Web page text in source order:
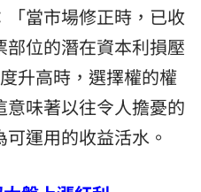
當市場修正時，已收
位的潛在資本利損壓
升高時，選擇權的權
味著以往令人擔憂的
運用的收益活水。